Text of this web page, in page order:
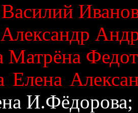
Матрёна
Елена
И.Фёдорова;